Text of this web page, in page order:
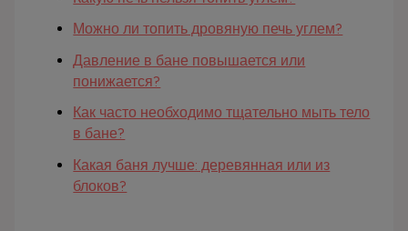
Можно ли топить дровяную печь углем?
Давление в бане повышается или
понижается?
Как часто необходимо тщательно мыть тело
в бане?
Какая баня лучше: деревянная или из
блоков?